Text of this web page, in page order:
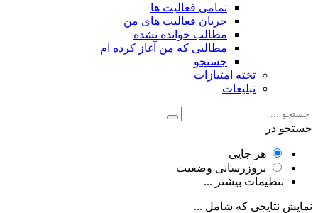
تمامی فعالیت ها
جریان فعالیت های من
مطالب خوانده نشده
مطالبی که من آغاز کرده ام
جستجو
تخته امتیازات
تبلیغات
جستجو در
هر جایی
بروزرسانی وضعیت
تنظیمات بیشتر ...
نمایش نتایجی که شامل ...